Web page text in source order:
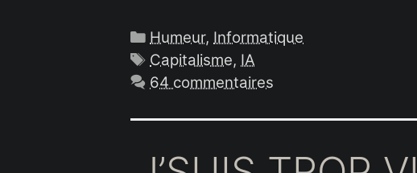
Catégories
Humeur, Informatique
Étiquettes
Capitalisme, IA
64 commentaires